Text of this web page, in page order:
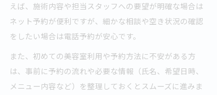
美容室予約の電話とネットの得意分野を解
説
美容室予約がスムーズになるコツを紹介
美容室予約をスムーズに進めるための工夫
ネット予約で美容室を選ぶ際のポイント
電話予約で美容室に伝えるべき内容とは
えば、施術内容や担当スタッフへの要望が明確な場合は
ネット予約が便利ですが、細かな相談や空き状況の確認
をしたい場合は電話予約が安心です。
また、初めての美容室利用や予約方法に不安がある方
は、事前に予約の流れや必要な情報（氏名、希望日時、
メニュー内容など）を整理しておくとスムーズに進みま